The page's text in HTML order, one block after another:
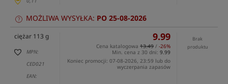
MOŻLIWA WYSYŁKA: PO 25-08-2026
ciężar 113 g
MPN:
CED021
EAN:
9.99
Cena katalogowa 13.49 / -26%
Min. cena z 30 dni: 9.99
Koniec promocji: 07-08-2026, 23:59 lub do
wyczerpania zapasów
Brak
produktu